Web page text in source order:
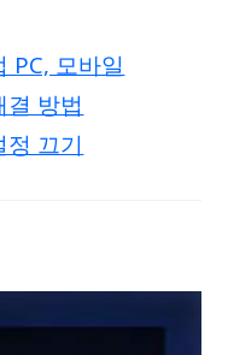
PC, 모바일
방법
끄기